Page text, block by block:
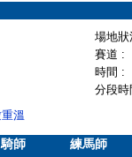
場地
賽道 :
時間 :
分段
溫
騎師 練馬師